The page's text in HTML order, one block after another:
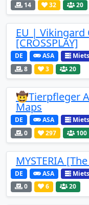
14
32 20
EU | Vikingard
[CROSSPLAY]
DE ASA
8
3 20
🤠Tierpfleger
Maps
DE ASA
0
297 100
MYSTERIA
DE ASA
0
6 20